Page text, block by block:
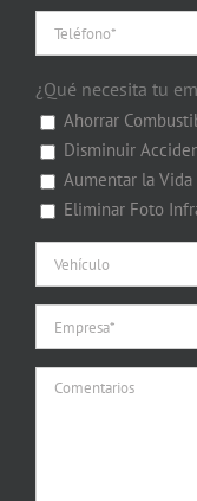
¿Qué necesita tu
Ahorrar
Disminuir
Aumentar la
Eliminar Foto